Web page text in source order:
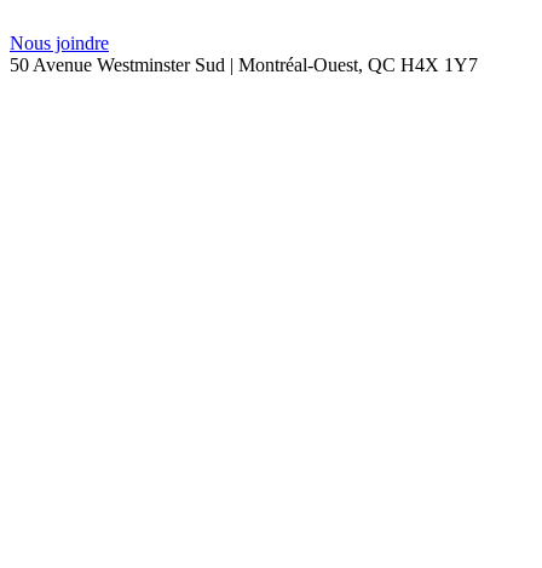
Nous joindre
50 Avenue Westminster Sud | Montréal-Ouest, QC H4X 1Y7